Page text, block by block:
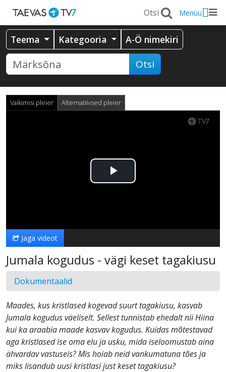
Menüü
Teema Kategooria A-Ö nimekiri
Otsi
Vaikimisi pleier Alternatiivsed pleier
Esita
Jaga videot
Jumala kogudus - vägi keset tagakiusu
Dokumentaalid
Maades, kus kristlased kogevad suurt tagakiusu, kasvab
Jumala kogudus väeliselt. Sellest tunnistab ehedalt nii Hiina
kui ka araabia maade kasvav kogudus. Kuidas mõtestavad
aga kristlased ise oma elu ja usku, mida iseloomustab aina
ähvardav vastuseis? Mis hoiab neid vankumatuna tões ja
miks lisandub uusi kristlasi just keset tagakiusu?